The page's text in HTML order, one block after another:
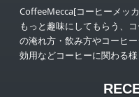
CoffeeMecca[コーヒーメッ
もっと趣味にしてもらう、
の淹れ方・飲み方やコーヒ
効用などコーヒーに関わる